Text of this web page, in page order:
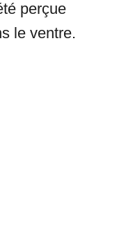
perçue
le ventre.